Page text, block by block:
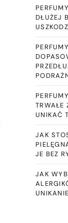
DŁUŻEJ
TRWAŁE
UNIKAĆ
JAK
JE BEZ
JAK